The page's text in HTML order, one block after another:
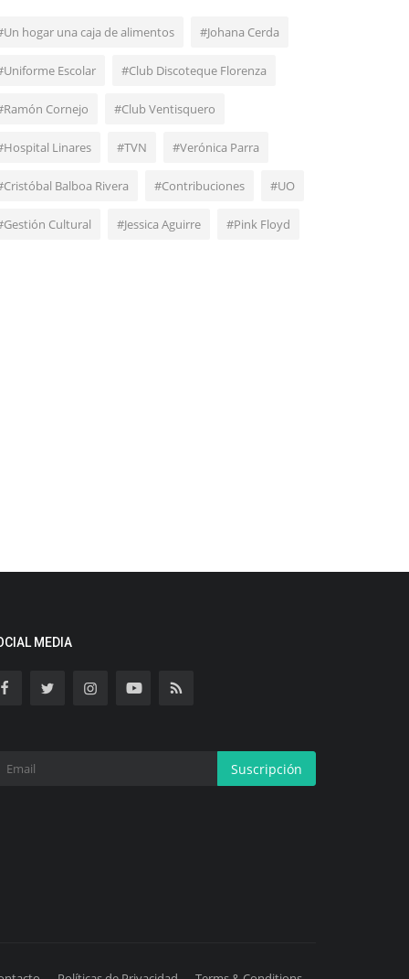
hogar una caja de alimentos #Johana Cerda
Escolar #Club Discoteque Florenza
Cornejo #Club Ventisquero
Linares #TVN #Verónica Parra
Balboa Rivera #Contribuciones #UO
Cultural #Jessica Aguirre #Pink Floyd
MEDIA
Suscripción